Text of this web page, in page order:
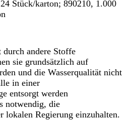
Stück/karton; 890210, 1.000
andere Stoffe
sie grundsätzlich auf
und die Wasserqualität nicht
in einer
entsorgt werden
notwendig, die
lokalen Regierung einzuhalten.